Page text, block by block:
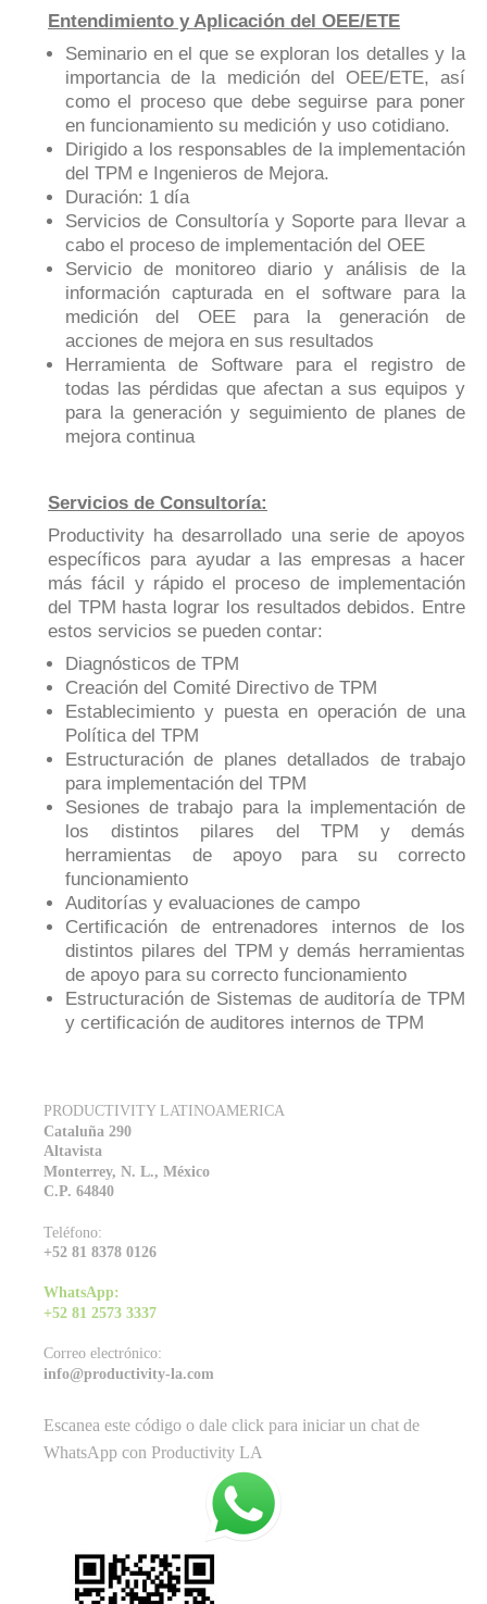
Entendimiento y Aplicación del OEE/ETE
Seminario en el que se exploran los detalles y la
importancia de la medición del OEE/ETE, así
como el proceso que debe seguirse para poner
en funcionamiento su medición y uso cotidiano.
Dirigido a los responsables de la implementación
del TPM e Ingenieros de Mejora.
Duración: 1 día
Servicios de Consultoría y Soporte para llevar a
cabo el proceso de implementación del OEE
Servicio de monitoreo diario y análisis de la
información capturada en el software para la
medición del OEE para la generación de
acciones de mejora en sus resultados
Herramienta de Software para el registro de
todas las pérdidas que afectan a sus equipos y
para la generación y seguimiento de planes de
mejora continua
Servicios de Consultoría:
Productivity ha desarrollado una serie de apoyos
específicos para ayudar a las empresas a hacer
más fácil y rápido el proceso de implementación
del TPM hasta lograr los resultados debidos. Entre
estos servicios se pueden contar:
Diagnósticos de TPM
Creación del Comité Directivo de TPM
Establecimiento y puesta en operación de una
Política del TPM
Estructuración de planes detallados de trabajo
para implementación del TPM
Sesiones de trabajo para la implementación de
los distintos pilares del TPM y demás
herramientas de apoyo para su correcto
funcionamiento
Auditorías y evaluaciones de campo
Certificación de entrenadores internos de los
distintos pilares del TPM y demás herramientas
de apoyo para su correcto funcionamiento
Estructuración de Sistemas de auditoría de TPM
y certificación de auditores internos de TPM
PRODUCTIVITY LATINOAMERICA
Cataluña 290
Altavista
Monterrey, N. L., México
C.P. 64840
Teléfono:
+52 81 8378 0126
WhatsApp:
+52 81 2573 3337
Correo electrónico:
info@productivity-la.com
Escanea este código o dale click para iniciar un chat de
WhatsApp con Productivity LA